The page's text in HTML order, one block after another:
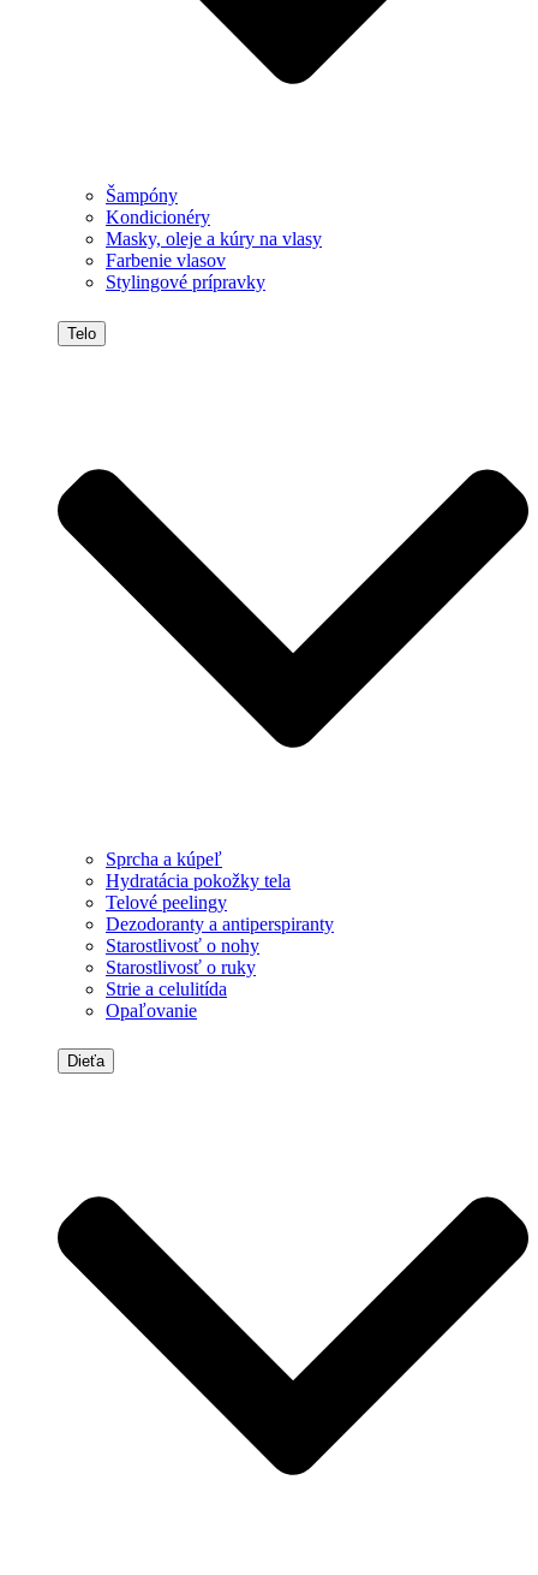
Šampóny
Kondicionéry
Masky, oleje a kúry na vlasy
Farbenie vlasov
Stylingové prípravky
Telo
Sprcha a kúpeľ
Hydratácia pokožky tela
Telové peelingy
Dezodoranty a antiperspiranty
Starostlivosť o nohy
Starostlivosť o ruky
Strie a celulitída
Opaľovanie
Dieťa